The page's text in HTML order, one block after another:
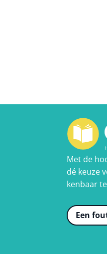
Met de
dé keuze
kenbaar
Een